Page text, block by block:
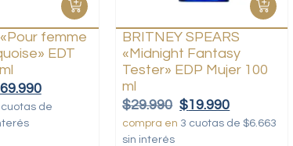
femme
EDT
69.990
cuotas de
BRITNEY SPEARS
«Midnight Fantasy
Tester» EDP Mujer 100
ml
$29.990 $19.990
compra en 3 cuotas de $6.663
sin interés